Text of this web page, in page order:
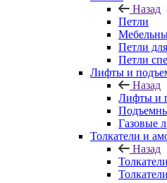
Назад
Петли
Петли
Петли
Лифты и
Назад
Лифты и
Газовые
Толкатели и
Назад
Толкатели